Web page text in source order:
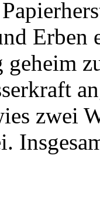
Erben
geheim
zwei